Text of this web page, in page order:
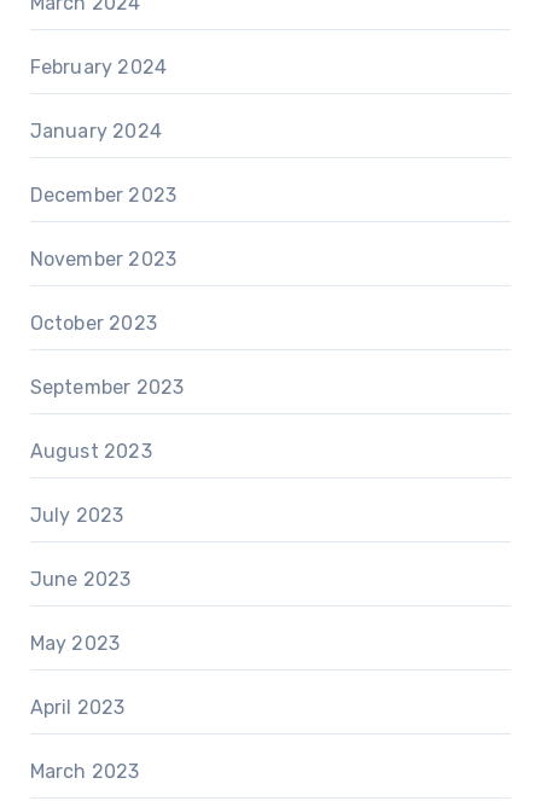
February 2024
January 2024
December 2023
November 2023
October 2023
September 2023
August 2023
July 2023
June 2023
May 2023
April 2023
March 2023